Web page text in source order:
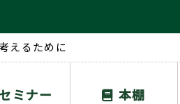
えるために
ミナー 本棚